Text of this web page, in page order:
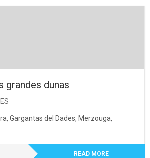
grandes dunas
Gargantas del Dades, Merzouga,
READ MORE